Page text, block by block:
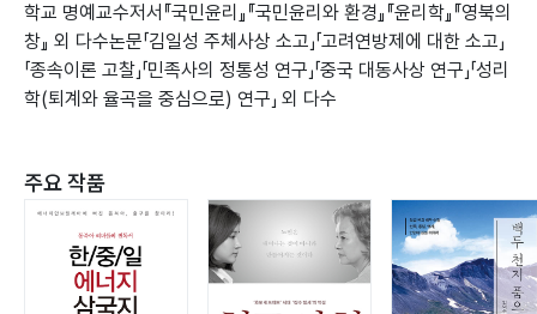
학교 명예교수저서『국민윤리』『국민윤리와 환경』『윤리학』『영북의
창』 외 다수논문「김일성 주체사상 소고」「고려연방제에 대한 소고」
「종속이론 고찰」「민족사의 정통성 연구」「중국 대동사상 연구」「성리
학(퇴계와 율곡을 중심으로) 연구」 외 다수
주요 작품